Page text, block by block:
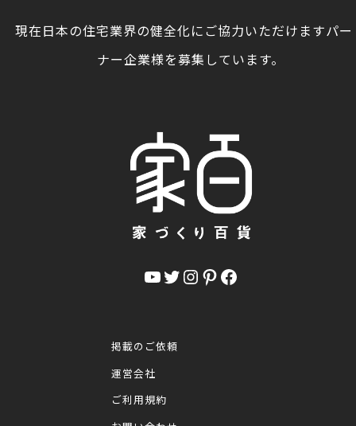
現在日本の住宅業界の健全化にご協力いただけますパ
ナー企業様を募集しています。
YouTube Twitter InstagramPinterest Facebook
掲載のご依頼
運営会社
ご利用規約